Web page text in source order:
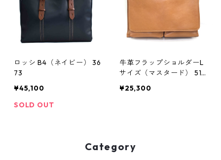
ロッシ B4（ネイビー） 36
73
¥45,100
SOLD OUT
牛革フラップショルダーL
サイズ（マスタード） 511
¥25,300
Category